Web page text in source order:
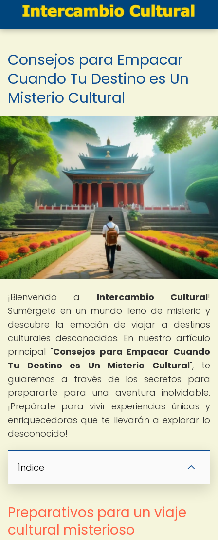
Consejos para Empacar
Cuando Tu Destino es Un
Misterio Cultural
¡Bienvenido a Intercambio Cultural!
Sumérgete en un mundo lleno de misterio y
descubre la emoción de viajar a destinos
culturales desconocidos. En nuestro artículo
principal "Consejos para Empacar Cuando
Tu Destino es Un Misterio Cultural", te
guiaremos a través de los secretos para
prepararte para una aventura inolvidable.
¡Prepárate para vivir experiencias únicas y
enriquecedoras que te llevarán a explorar lo
desconocido!
Índice
Preparativos para un viaje
cultural misterioso